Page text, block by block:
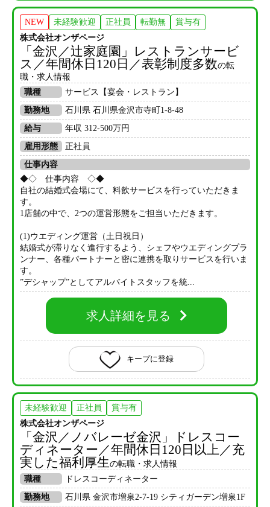
NEW 未経験歓迎 正社員 転勤無
賞与有
株式会社オンザページ
「金沢／辻家庭園」レストランサービ
ス／年間休日120日／表彰制度多数の転
職・求人情報
職種
サービス【宴会・レストラン】
勤務地
石川県 石川県金沢市寺町1-8-48
給与
年収 312-500万円
雇用形態
正社員
仕事内容
◆◇ 仕事内容 ◇◆
自社の結婚式会場にて、料飲サービスを行っていただきま
す。
1店舗の中で、2つの運営形態をご担当いただきます。
(1)ウエディング運営（土日祝日）
結婚式が滞りなく進行するよう、シェフやウエディングプラ
ンナー、各種パートナーと密に連携を取りサービスを行いま
す。
”デシャップ”としてアルバイトスタッフを統...
求人詳細を見る
キープに登録
未経験歓迎 正社員
賞与有
株式会社オンザページ
「金沢／ノバレーゼ金沢」ドレスコー
ディネーター／年間休日120日以上／充
実した福利厚生の転職・求人情報
職種
ドレスコーディネーター
勤務地
石川県 金沢市増泉2-7-19 シティガーデン増泉1F